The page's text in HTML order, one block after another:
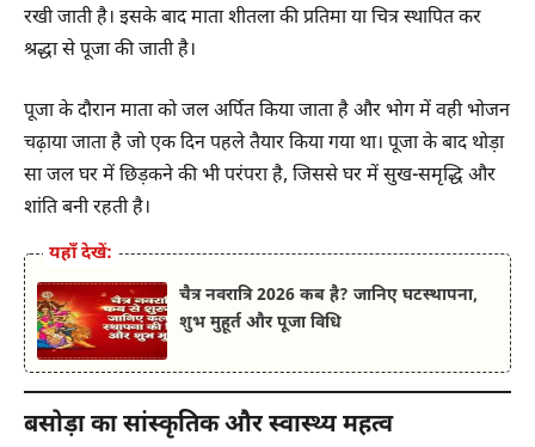
रखी जाती है। इसके बाद माता शीतला की प्रतिमा या चित्र स्थापित कर
श्रद्धा से पूजा की जाती है।
पूजा के दौरान माता को जल अर्पित किया जाता है और भोग में वही भोजन
चढ़ाया जाता है जो एक दिन पहले तैयार किया गया था। पूजा के बाद थोड़ा
सा जल घर में छिड़कने की भी परंपरा है, जिससे घर में सुख-समृद्धि और
शांति बनी रहती है।
यहाँ देखें:
चैत्र नवरात्रि 2026 कब है? जानिए घटस्थापना,
शुभ मुहूर्त और पूजा विधि
बसोड़ा का सांस्कृतिक और स्वास्थ्य महत्व